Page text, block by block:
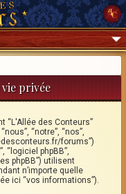
privée
“L'Allée des Conteurs”
“notre”, “nos”,
forums”)
“logiciel phpBB”,
phpBB”) utilisent
n’importe quelle
ici “vos informations”).